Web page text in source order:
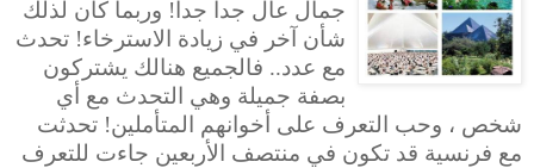
جمال عال جدا جدا! وربما كان لذلك
شأن آخر في زيادة الاسترخاء! تحدث
مع عدد.. فالجميع هنالك يشتركون
بصفة جميلة وهي التحدث مع أي
شخص ، وحب التعرف على أخوانهم المتأملين! تحدثت
مع فرنسية قد تكون في منتصف الأربعين جاءت للتعرف